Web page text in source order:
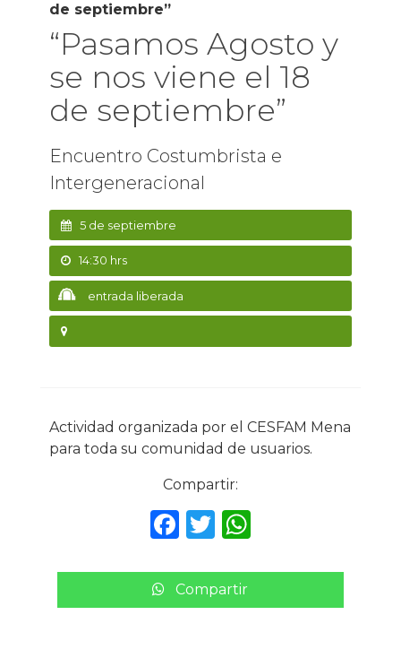
de septiembre”
“Pasamos Agosto y
se nos viene el 18
de septiembre”
Encuentro Costumbrista e
Intergeneracional
5 de septiembre
14:30 hrs
entrada liberada
Actividad organizada por el CESFAM Mena
para toda su comunidad de usuarios.
Compartir:
F
c
e
T
it
te
W
a
ts
Compartir